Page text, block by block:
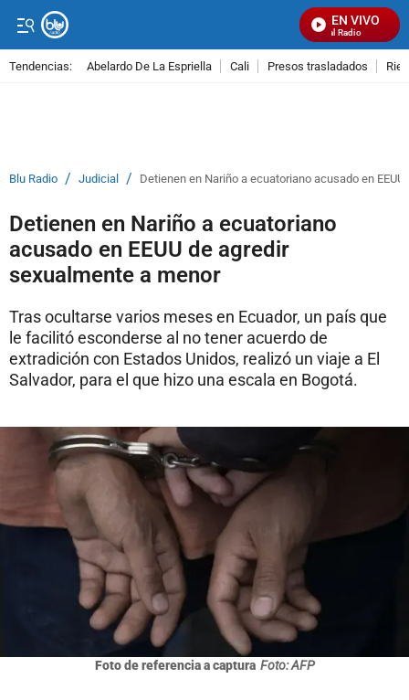
EN VIVO
Señal Visual Radio
Tendencias: Abelardo De La Espriella Cali Presos trasladados
Blu Radio / Judicial / Detienen en Nariño a ecuatoriano acusado en
Detienen en Nariño a ecuatoriano
acusado en EEUU de agredir
sexualmente a menor
Tras ocultarse varios meses en Ecuador, un país que
le facilitó esconderse al no tener acuerdo de
extradición con Estados Unidos, realizó un viaje a El
Salvador, para el que hizo una escala en Bogotá.
Foto de referencia a captura Foto: AFP